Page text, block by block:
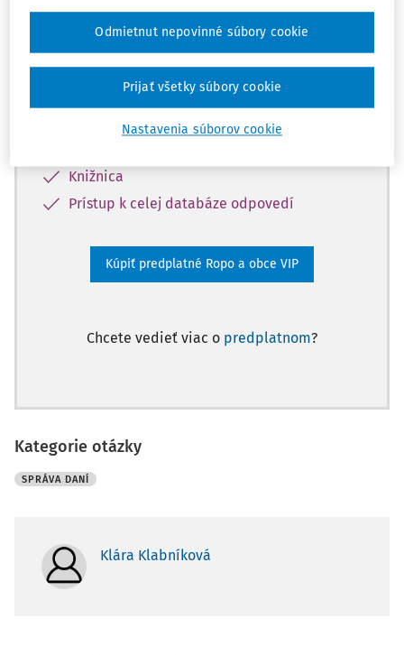
Vďaka tomu získate aj:
Obsah predplatného Ropo a obce Expert
Odborné články z oblastí: stavebný úrad,
bezpečnosť a krízové riadenie, verejný
Knižnica
Prístup k celej databáze odpovedí
Kúpiť predplatné Ropo a obce VIP
Chcete vedieť viac o predplatnom?
Kategorie otázky
SPRÁVA DANÍ
Klára Klabníková
Nastavenia súborov cookie
Odmietnut nepovinné súbory cookie
Prijať všetky súbory cookie